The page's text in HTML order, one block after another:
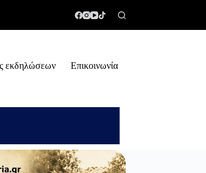
εκδηλώσεων Επικοινωνία